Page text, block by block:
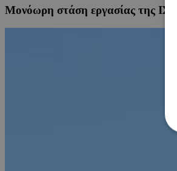
Μονόωρη στάση εργασίας της